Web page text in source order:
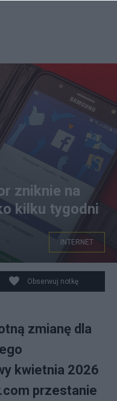
zniknie na
kilku tygodni
INTERNET
Obserwuj notkę
zmianę dla
kwietnia 2026
przestanie